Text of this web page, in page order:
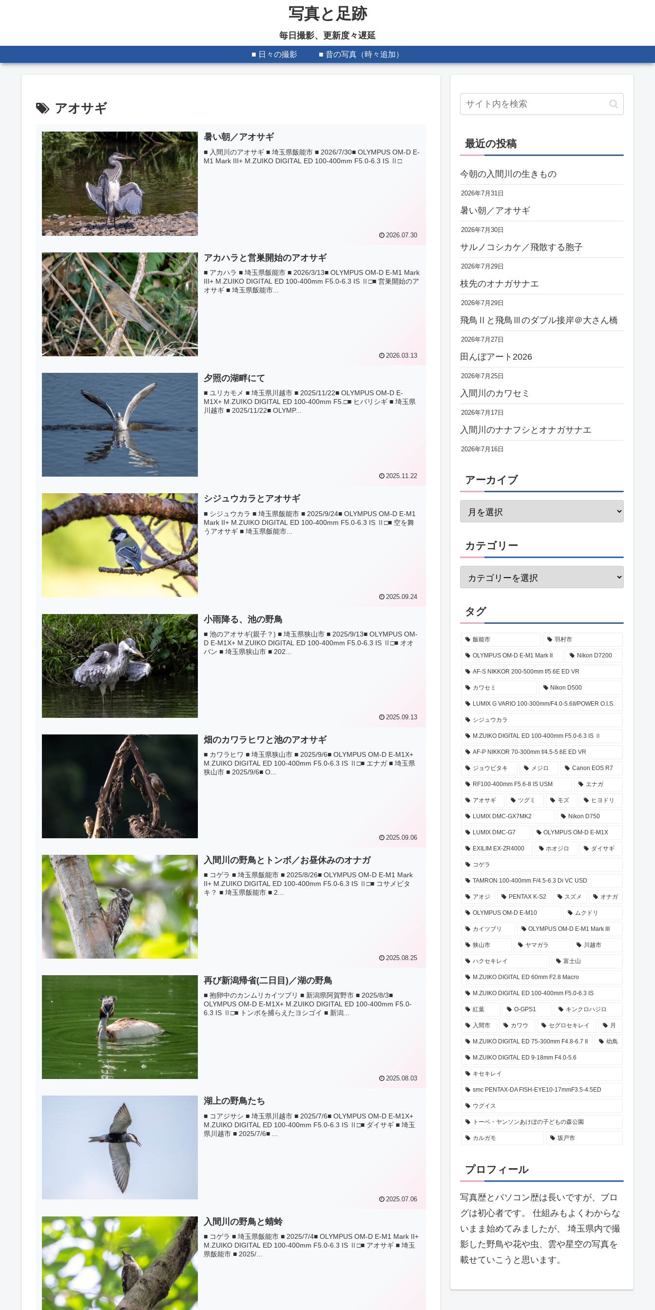
写真と足跡
毎日撮影、更新度々遅延
■ 日々の撮影 ■ 昔の写真（時々追加）
アオサギ
暑い朝／アオサギ
■ 入間川のアオサギ ■ 埼玉県飯能市 ■ 2026/7/30■ OLYMPUS OM-D E-
M1 Mark III+ M.ZUIKO DIGITAL ED 100-400mm F5.0-6.3 IS Ⅱ□
2026.07.30
アカハラと営巣開始のアオサギ
■ アカハラ ■ 埼玉県飯能市 ■ 2026/3/13■ OLYMPUS OM-D E-M1 Mark
III+ M.ZUIKO DIGITAL ED 100-400mm F5.0-6.3 IS Ⅱ□■ 営巣開始のア
オサギ ■ 埼玉県飯能市...
2026.03.13
夕照の湖畔にて
■ ユリカモメ ■ 埼玉県川越市 ■ 2025/11/22■ OLYMPUS OM-D E-
M1X+ M.ZUIKO DIGITAL ED 100-400mm F5.□■ ヒバリシギ ■ 埼玉県
川越市 ■ 2025/11/22■ OLYMP...
2025.11.22
シジュウカラとアオサギ
■ シジュウカラ ■ 埼玉県飯能市 ■ 2025/9/24■ OLYMPUS OM-D E-M1
Mark II+ M.ZUIKO DIGITAL ED 100-400mm F5.0-6.3 IS Ⅱ□■ 空を舞
うアオサギ ■ 埼玉県飯能市...
2025.09.24
小雨降る、池の野鳥
■ 池のアオサギ(親子？) ■ 埼玉県狭山市 ■ 2025/9/13■ OLYMPUS OM-
D E-M1X+ M.ZUIKO DIGITAL ED 100-400mm F5.0-6.3 IS Ⅱ□■ オオ
バン ■ 埼玉県狭山市 ■ 202...
2025.09.13
畑のカワラヒワと池のアオサギ
■ カワラヒワ ■ 埼玉県狭山市 ■ 2025/9/6■ OLYMPUS OM-D E-M1X+
M.ZUIKO DIGITAL ED 100-400mm F5.0-6.3 IS Ⅱ□■ エナガ ■ 埼玉県
狭山市 ■ 2025/9/6■ O...
2025.09.06
入間川の野鳥とトンボ／お昼休みのオナガ
■ コゲラ ■ 埼玉県飯能市 ■ 2025/8/26■ OLYMPUS OM-D E-M1 Mark
II+ M.ZUIKO DIGITAL ED 100-400mm F5.0-6.3 IS Ⅱ□■ コサメビタ
キ？ ■ 埼玉県飯能市 ■ 2...
2025.08.25
再び新潟帰省(二日目)／湖の野鳥
■ 抱卵中のカンムリカイツブリ ■ 新潟県阿賀野市 ■ 2025/8/3■
OLYMPUS OM-D E-M1X+ M.ZUIKO DIGITAL ED 100-400mm F5.0-
6.3 IS Ⅱ□■ トンボを捕らえたヨシゴイ ■ 新潟...
2025.08.03
湖上の野鳥たち
■ コアジサシ ■ 埼玉県川越市 ■ 2025/7/6■ OLYMPUS OM-D E-M1X+
M.ZUIKO DIGITAL ED 100-400mm F5.0-6.3 IS Ⅱ□■ ダイサギ ■ 埼玉
県川越市 ■ 2025/7/6■ ...
2025.07.06
入間川の野鳥と蜻蛉
■ コゲラ ■ 埼玉県飯能市 ■ 2025/7/4■ OLYMPUS OM-D E-M1 Mark II+
M.ZUIKO DIGITAL ED 100-400mm F5.0-6.3 IS Ⅱ□■ アオサギ ■ 埼玉
県飯能市 ■ 2025/...
最近の投稿
今朝の入間川の生きもの
2026年7月31日
暑い朝／アオサギ
2026年7月30日
サルノコシカケ／飛散する胞子
2026年7月29日
枝先のオナガサナエ
2026年7月29日
飛鳥Ⅱと飛鳥Ⅲのダブル接岸＠大さん橋
2026年7月27日
田んぼアート2026
2026年7月25日
入間川のカワセミ
2026年7月17日
入間川のナナフシとオナガサナエ
2026年7月16日
アーカイブ
カテゴリー
タグ
飯能市 羽村市
OLYMPUS OM-D E-M1 Mark II Nikon D7200
AF-S NIKKOR 200-500mm f/5.6E ED VR
カワセミ Nikon D500
LUMIX G VARIO 100-300mm/F4.0-5.6II/POWER O.I.S.
シジュウカラ
M.ZUIKO DIGITAL ED 100-400mm F5.0-6.3 IS Ⅱ
AF-P NIKKOR 70-300mm f/4.5-5.6E ED VR
ジョウビタキ メジロ Canon EOS R7
RF100-400mm F5.6-8 IS USM エナガ
アオサギ ツグミ モズ ヒヨドリ
LUMIX DMC-GX7MK2 Nikon D750
LUMIX DMC-G7 OLYMPUS OM-D E-M1X
EXILIM EX-ZR4000 ホオジロ ダイサギ
コゲラ
TAMRON 100-400mm F/4.5-6.3 Di VC USD
アオジ PENTAX K-S2 スズメ オナガ
OLYMPUS OM-D E-M10 ムクドリ
カイツブリ OLYMPUS OM-D E-M1 Mark III
狭山市 ヤマガラ 川越市
ハクセキレイ 富士山
M.ZUIKO DIGITAL ED 60mm F2.8 Macro
M.ZUIKO DIGITAL ED 100-400mm F5.0-6.3 IS
紅葉 O-GPS1 キンクロハジロ
入間市 カワウ セグロセキレイ 月
M.ZUIKO DIGITAL ED 75-300mm F4.8-6.7 II 幼鳥
M.ZUIKO DIGITAL ED 9-18mm F4.0-5.6
キセキレイ
smc PENTAX-DA FISH-EYE10-17mmF3.5-4.5ED
ウグイス
トーベ・ヤンソンあけぼの子どもの森公園
カルガモ 坂戸市
プロフィール
写真歴とパソコン歴は長いですが、ブロ
グは初心者です。 仕組みもよくわからな
いまま始めてみましたが、 埼玉県内で撮
影した野鳥や花や虫、雲や星空の写真を
載せていこうと思います。